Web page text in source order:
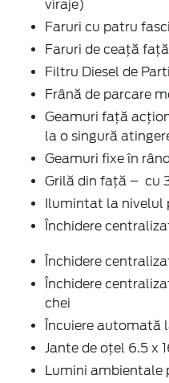
viraje)
Faruri cu patru
Faruri de ceaţă faţă
Filtru Diesel de
Frână de parcare
Geamuri faţă
la o singură
Geamuri fixe în
Grilă din față – cu
Ilumintat la nivelul
Închidere
Închidere
Închidere
chei
Încuiere automată
Jante de oţel 6.5 x
Lumini ambientale